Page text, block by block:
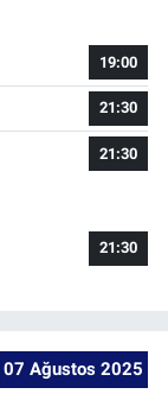
19:00
21:30
21:30
21:30
07 Ağustos 2025